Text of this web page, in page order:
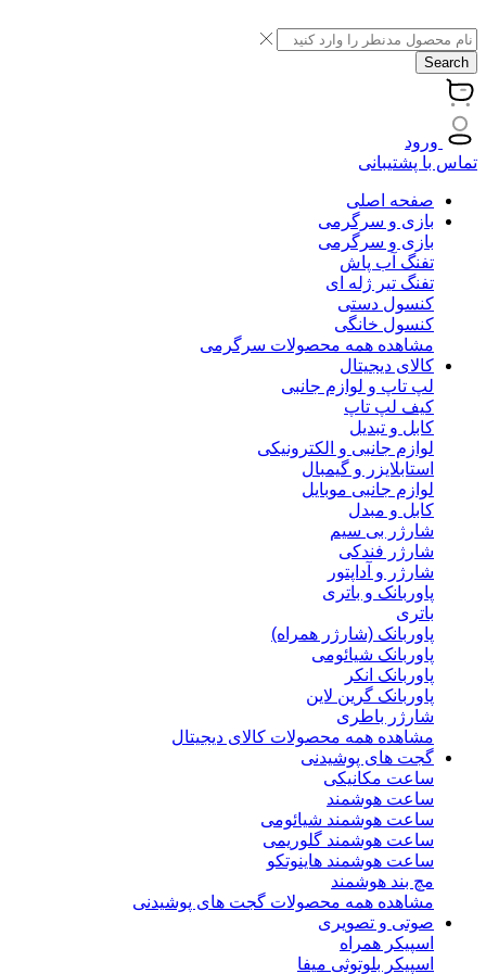
Search
ورود
تماس با پشتیبانی
صفحه اصلی
بازی و سرگرمی
بازی و سرگرمی
تفنگ آب پاش
تفنگ تیر ژله ای
کنسول دستی
کنسول خانگی
مشاهده همه محصولات سرگرمی
کالای دیجیتال
لپ تاپ و لوازم جانبی
کیف لپ تاپ
کابل و تبدیل
لوازم جانبی و الکترونیکی
استابلایزر و گیمبال
لوازم جانبی موبایل
کابل و مبدل
شارژر بی سیم
شارژر فندکی
شارژر و آداپتور
پاوربانک و باتری
باتری
پاوربانک (شارژر همراه)
پاوربانک شیائومی
پاوربانک انکر
پاوربانک گرین لاین
شارژر باطری
مشاهده همه محصولات کالای دیجیتال
گجت های پوشیدنی
ساعت مکانیکی
ساعت هوشمند
ساعت هوشمند شیائومی
ساعت هوشمند گلوریمی
ساعت هوشمند هاینوتکو
مچ بند هوشمند
مشاهده همه محصولات گجت های پوشیدنی
صوتی و تصویری
اسپیکر همراه
اسپیکر بلوتوثی میفا